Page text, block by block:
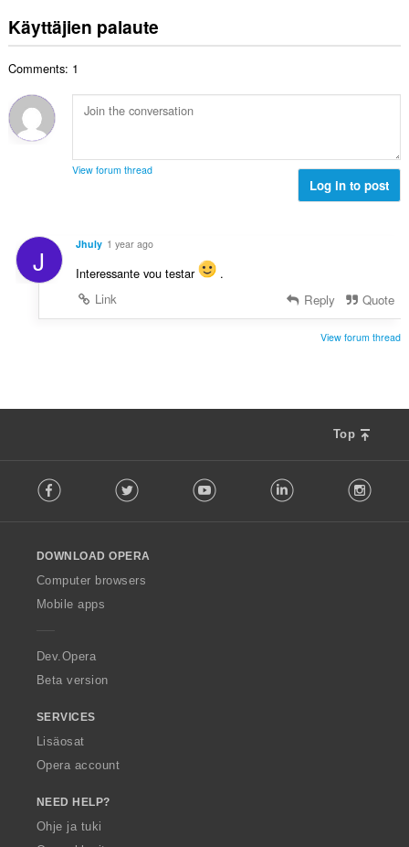
:
e
n
:
a
y
e
e
ä
v
i
t
a
t
s
ä
:
Käyttäjien palaute
Comments: 1
View forum thread
Log in to post
J Jhuly 1 year ago
Interessante vou testar
.
Link
Reply Quote
View forum thread
Top
o
w
O
p
a
Facebook Twitter Youtube LinkedIn
DOWNLOAD OPERA
Computer browsers
Mobile apps
Dev.Opera
Beta version
SERVICES
Lisäosat
Opera account
NEED HELP?
Ohje ja tuki